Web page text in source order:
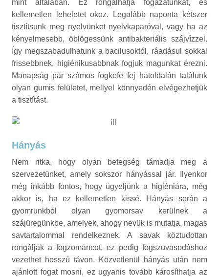
mint általában. Ez rongálhatja fogazatunkat, és
kellemetlen leheletet okoz. Legalább naponta kétszer
tisztítsunk meg nyelvünket nyelvkaparóval, vagy ha az
kényelmesebb, öblögessünk antibakteriális szájvízzel.
Így megszabadulhatunk a bacilusoktól, ráadásul sokkal
frissebbnek, higiénikusabbnak fogjuk magunkat érezni.
Manapság pár számos fogkefe fej hátoldalán találunk
olyan gumis felületet, mellyel könnyedén elvégezhetjük
a tisztítást.
Hányás
Nem ritka, hogy olyan betegség támadja meg a
szervezetünket, amely sokszor hányással jár. Ilyenkor
még inkább fontos, hogy ügyeljünk a higiéniára, még
akkor is, ha ez kellemetlen kissé. Hányás során a
gyomrunkból olyan gyomorsav kerülnek a
szájüregünkbe, amelyek, ahogy nevük is mutatja, magas
savtartalommal rendelkeznek. A savak köztudottan
rongálják a fogzománcot, ez pedig fogszuvasodáshoz
vezethet hosszú távon. Közvetlenül hányás után nem
ajánlott fogat mosni, ez ugyanis tovább károsíthatja az